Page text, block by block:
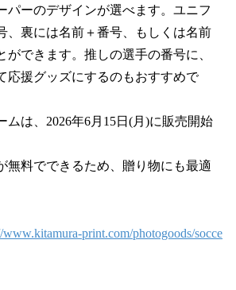
パーのデザインが選べます。ユニフ
、裏には名前＋番号、もしくは名前
ができます。推しの選手の番号に、
応援グッズにするのもおすすめで
ムは、2026年6月15日(月)に販売開始
無料でできるため、贈り物にも最適
www.kitamura-print.com/photogoods/socce